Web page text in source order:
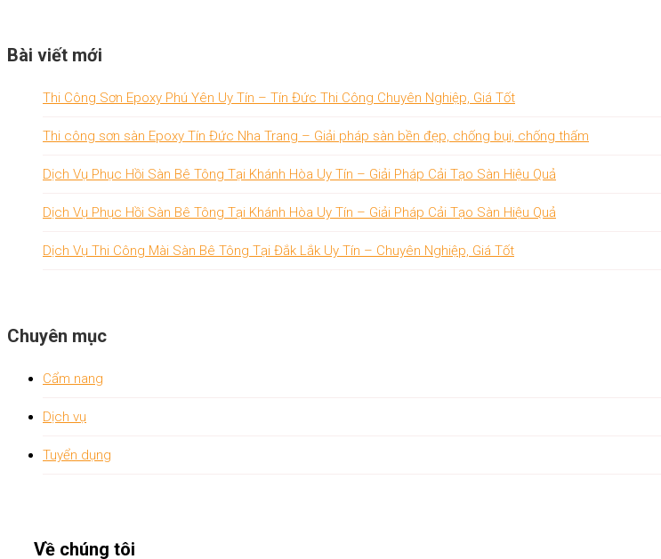
Bài viết mới
Thi Công Sơn Epoxy Phú Yên Uy Tín – Tín Đức Thi Công Chuyên Nghiệp, Giá Tốt
Thi công sơn sàn Epoxy Tín Đức Nha Trang – Giải pháp sàn bền đẹp, chống bụi, chống thấm
Dịch Vụ Phục Hồi Sàn Bê Tông Tại Khánh Hòa Uy Tín – Giải Pháp Cải Tạo Sàn Hiệu Quả
Dịch Vụ Phục Hồi Sàn Bê Tông Tại Khánh Hòa Uy Tín – Giải Pháp Cải Tạo Sàn Hiệu Quả
Dịch Vụ Thi Công Mài Sàn Bê Tông Tại Đắk Lắk Uy Tín – Chuyên Nghiệp, Giá Tốt
Chuyên mục
Cẩm nang
Dịch vụ
Tuyển dụng
Về chúng tôi